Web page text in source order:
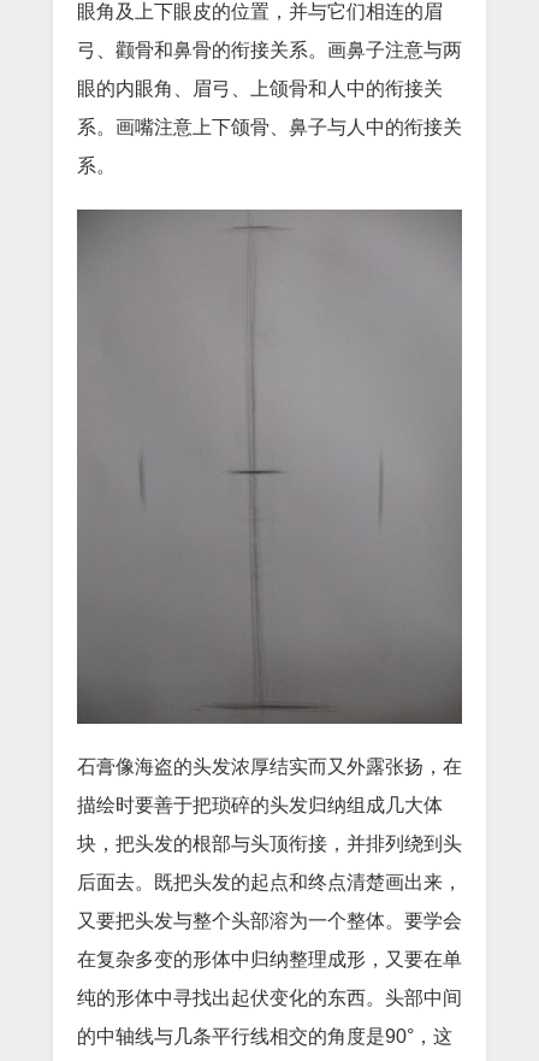
眼角及上下眼皮的位置，并与它们相连的眉
弓、颧骨和鼻骨的衔接关系。画鼻子注意与两
眼的内眼角、眉弓、上颌骨和人中的衔接关
系。画嘴注意上下颌骨、鼻子与人中的衔接关
系。
石膏像海盗的头发浓厚结实而又外露张扬，在
描绘时要善于把琐碎的头发归纳组成几大体
块，把头发的根部与头顶衔接，并排列绕到头
后面去。既把头发的起点和终点清楚画出来，
又要把头发与整个头部溶为一个整体。要学会
在复杂多变的形体中归纳整理成形，又要在单
纯的形体中寻找出起伏变化的东西。头部中间
的中轴线与几条平行线相交的角度是90°，这